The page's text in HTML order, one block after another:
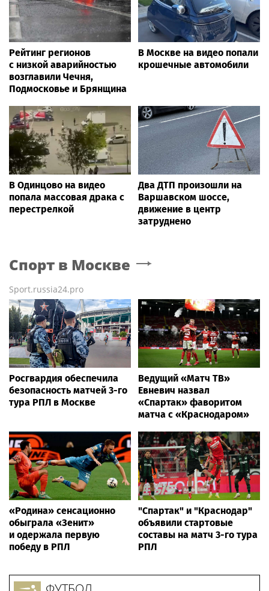
Рейтинг регионов
с низкой аварийностью
возглавили Чечня,
Подмосковье и Брянщина
В Москве на видео попали
крошечные автомобили
В Одинцово на видео
попала массовая драка с
перестрелкой
Два ДТП произошли на
Варшавском шоссе,
движение в центр
затруднено
Спорт в Москве
Sport.russia24.pro
Росгвардия обеспечила
безопасность матчей 3-го
тура РПЛ в Москве
Ведущий «Матч ТВ»
Евневич назвал
«Спартак» фаворитом
матча с «Краснодаром»
«Родина» сенсационно
обыграла «Зенит»
и одержала первую
победу в РПЛ
"Спартак" и "Краснодар"
объявили стартовые
составы на матч 3-го тура
РПЛ